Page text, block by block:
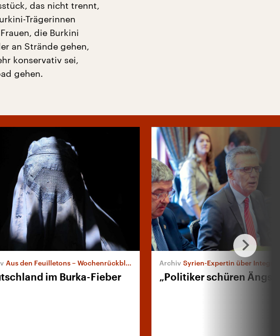
das nicht trennt,
Trägerinnen
die Burkini
an Strände gehen,
konservativ sei,
gehen.
Aus den Feuilletons – Wochenrückblick
im Burka-Fieber
Syrien-Expertin über Integration und
„Politiker schüren